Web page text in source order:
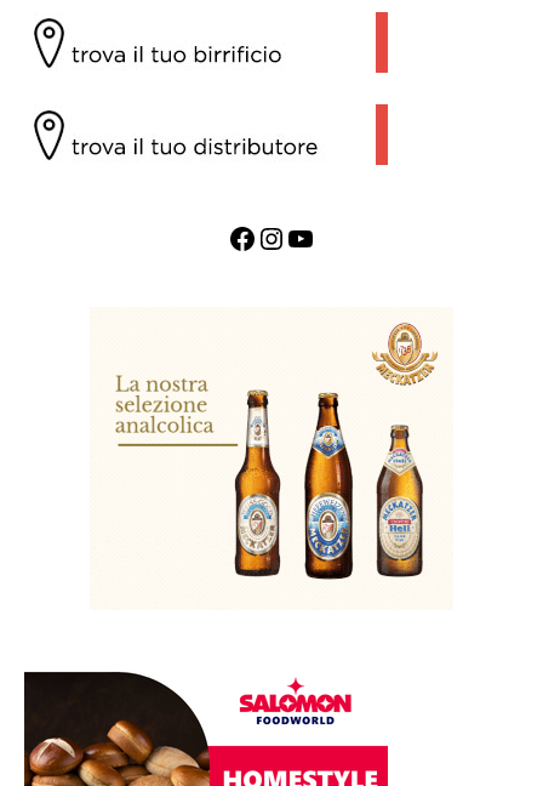
Facebook InstagramYouTube